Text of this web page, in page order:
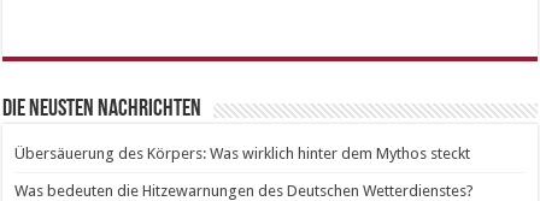
Die neusten Nachrichten
Übersäuerung des Körpers: Was wirklich hinter dem Mythos steckt
Was bedeuten die Hitzewarnungen des Deutschen Wetterdienstes?